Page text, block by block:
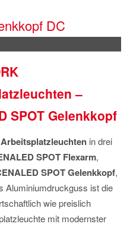
DC
–
SPOT Gelenkkopf
in drei
SPOT Flexarm,
SPOT Gelenkkopf,
Aluminiumdruckguss ist die
wie preislich
mit modernster